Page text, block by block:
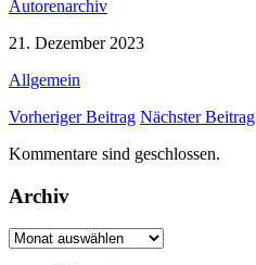
Autorenarchiv
21. Dezember 2023
Allgemein
Vorheriger Beitrag Nächster Beitrag
Kommentare sind geschlossen.
Archiv
Archiv